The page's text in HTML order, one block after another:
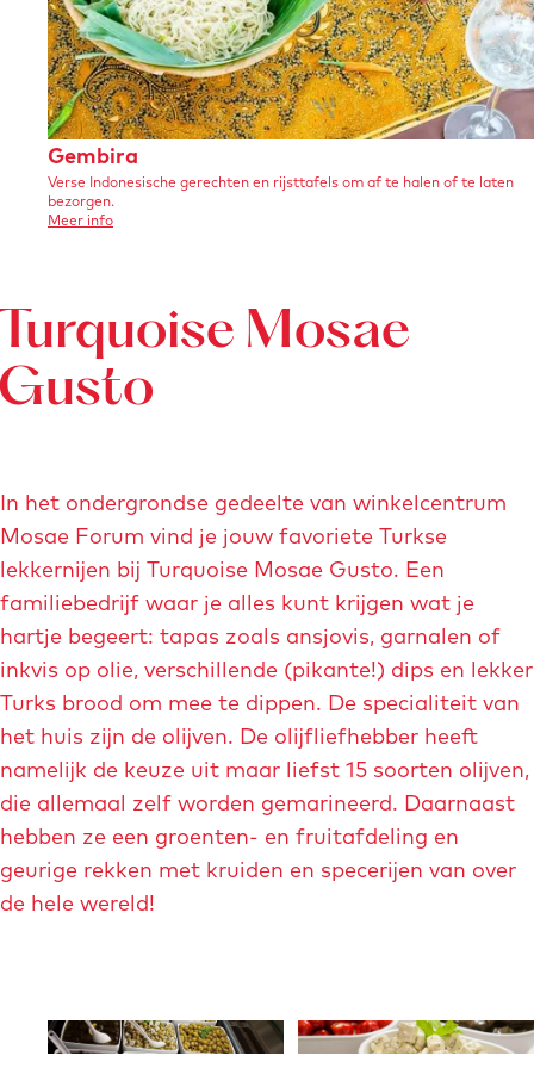
t
i
n
g
.
j
p
e
g
s
o
u
k
-
m
a
t
i
t
.
j
p
g
e
r
g
r
o
t
e
e
e
n
g
g
e
m
b
i
r
a
-
w
y
c
m
a
Gembira
Verse Indonesische gerechten en rijsttafels om af te halen of te laten
bezorgen.
Meer infoo
b
i
a
G
e
m
r
a
Mosae
In het ondergrondse gedeelte van winkelcentrum
Mosae Forum vind je jouw favoriete Turkse
lekkernijen bij Turquoise Mosae Gusto. Een
familiebedrijf waar je alles kunt krijgen wat je
hartje begeert: tapas zoals ansjovis, garnalen of
inkvis op olie, verschillende (pikante!) dips en lekker
Turks brood om mee te dippen. De specialiteit van
het huis zijn de olijven. De olijfliefhebber heeft
namelijk de keuze uit maar liefst 15 soorten olijven,
die allemaal zelf worden gemarineerd. Daarnaast
hebben ze een groenten- en fruitafdeling en
geurige rekken met kruiden en specerijen van over
de hele wereld!
O
p
O
p